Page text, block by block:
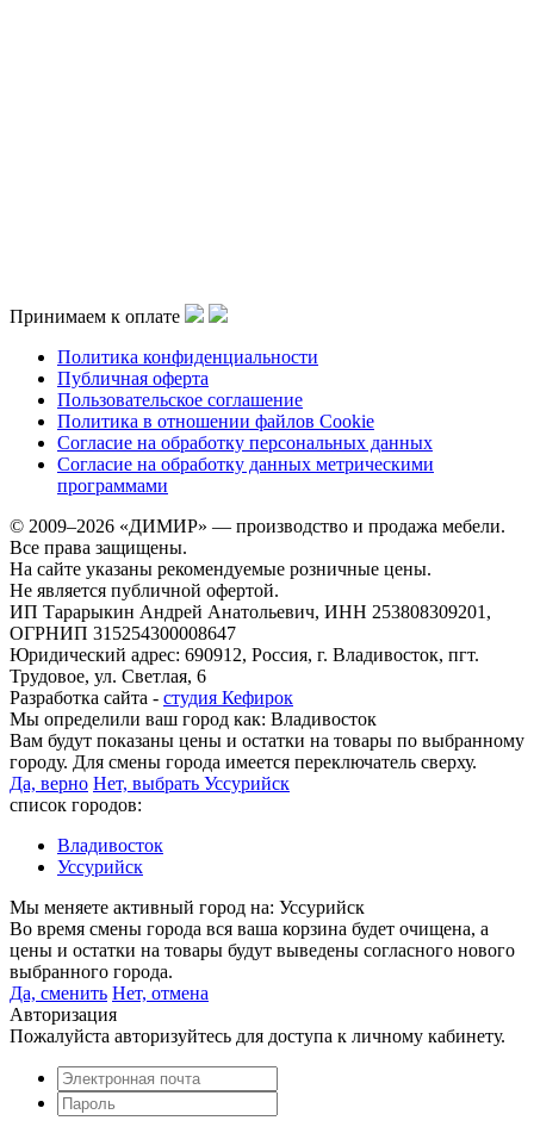
Принимаем к оплате
Политика конфиденциальности
Публичная оферта
Пользовательское соглашение
Политика в отношении файлов Cookie
Согласие на обработку персональных данных
Согласие на обработку данных метрическими
программами
© 2009–2026 «ДИМИР» — производство и продажа мебели.
Все права защищены.
На сайте указаны рекомендуемые розничные цены.
Не является публичной офертой.
ИП Тарарыкин Андрей Анатольевич, ИНН 253808309201,
ОГРНИП 315254300008647
Юридический адрес: 690912, Россия, г. Владивосток, пгт.
Трудовое, ул. Светлая, 6
Разработка сайта - студия Кефирок
Мы определили ваш город как: Владивосток
Вам будут показаны цены и остатки на товары по выбранному
городу. Для смены города имеется переключатель сверху.
Да, верно Нет, выбрать Уссурийск
список городов:
Владивосток
Уссурийск
Мы меняете активный город на: Уссурийск
Во время смены города вся ваша корзина будет очищена, а
цены и остатки на товары будут выведены согласного нового
выбранного города.
Да, сменить Нет, отмена
Авторизация
Пожалуйста авторизуйтесь для доступа к личному кабинету.